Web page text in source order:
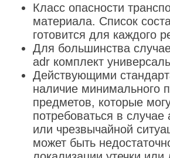
Класс опасности
материала. Список
готовится для каждого
Для большинства
adr комплект
Действующими
наличие минимального
предметов, которые
потребоваться в случае
или чрезвычайной
может быть